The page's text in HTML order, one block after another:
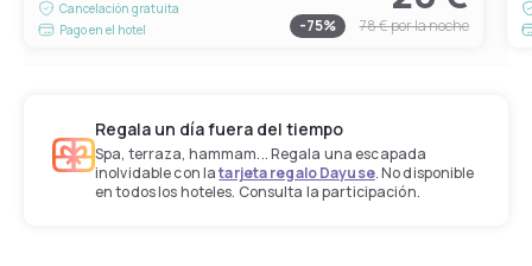
Cancelación gratuita
Pago en el hotel
-75% 78 €por la noche
Regala un día fuera del tiempo
Spa, terraza, hammam... Regala una escapada
inolvidable con latarjeta regalo Dayuse. No disponible
en todos los hoteles. Consulta la participación.